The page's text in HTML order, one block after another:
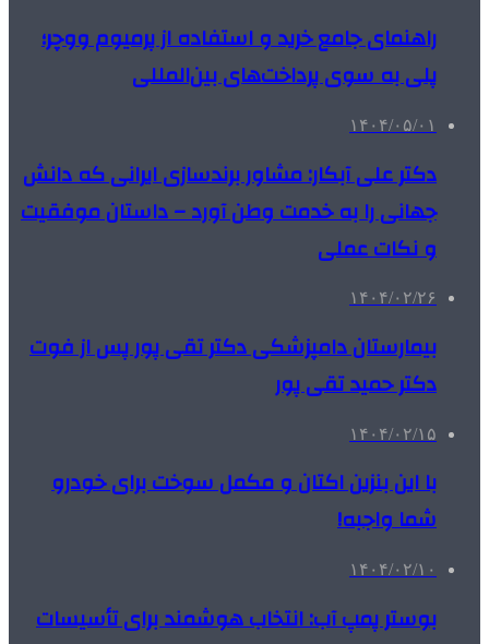
راهنمای جامع خرید و استفاده از پرمیوم ووچر؛
پلی به سوی پرداخت‌های بین‌المللی
۱۴۰۴/۰۵/۰۱
دکتر علی آبکار: مشاور برندسازی ایرانی که دانش
جهانی را به خدمت وطن آورد – داستان موفقیت
و نکات عملی
۱۴۰۴/۰۲/۲۶
بیمارستان دامپزشکی دکتر تقی پور پس از فوت
دکتر حمید تقی پور
۱۴۰۴/۰۲/۱۵
با این بنزین اکتان و مکمل سوخت برای خودرو
شما واجبه!
۱۴۰۴/۰۲/۱۰
بوستر پمپ آب: انتخاب هوشمند برای تأسیسات